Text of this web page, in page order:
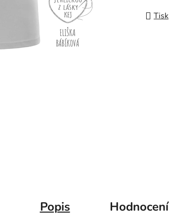
Tisk
Popis Hodnocení